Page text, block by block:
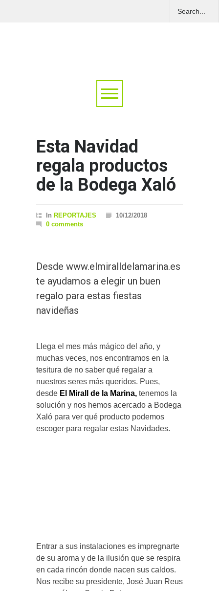
Esta Navidad
regala productos
de la Bodega Xaló
In REPORTAJES
10/12/2018
0 comments
Desde www.elmiralldelamarina.es
te ayudamos a elegir un buen
regalo para estas fiestas
navideñas
Llega el mes más mágico del año, y
muchas veces, nos encontramos en la
tesitura de no saber qué regalar a
nuestros seres más queridos. Pues,
desde El Mirall de la Marina, tenemos la
solución y nos hemos acercado a Bodega
Xaló para ver qué producto podemos
escoger para regalar estas Navidades.
Entrar a sus instalaciones es impregnarte
de su aroma y de la ilusión que se respira
en cada rincón donde nacen sus caldos.
Nos recibe su presidente, José Juan Reus